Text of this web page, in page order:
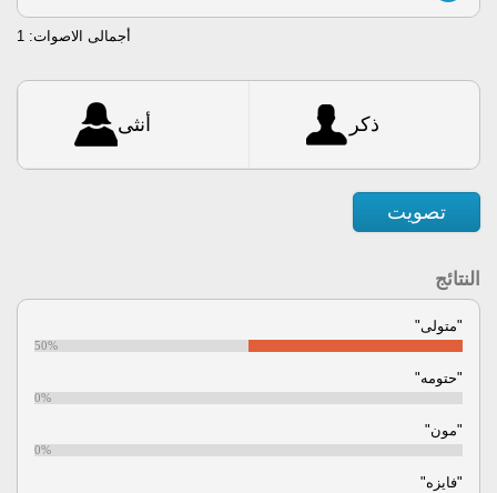
أجمالى الاصوات: 1
ذكر أنثى
تصويت
النتائج
"متولى"
50%
"حتومه"
0%
"مون"
0%
"فايزه"